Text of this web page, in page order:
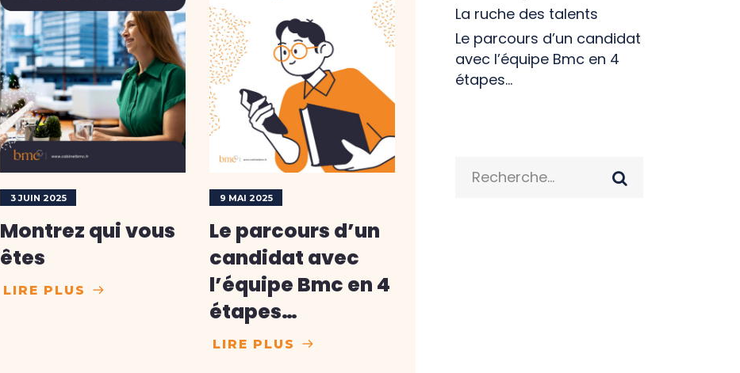
3 JUIN 2025
Montrez qui vous
êtes
LIRE PLUS
9 MAI 2025
Le parcours d’un
candidat avec
l’équipe Bmc en 4
étapes…
LIRE PLUS
La ruche des talents
Le parcours d’un candidat
avec l’équipe Bmc en 4
étapes…
for: